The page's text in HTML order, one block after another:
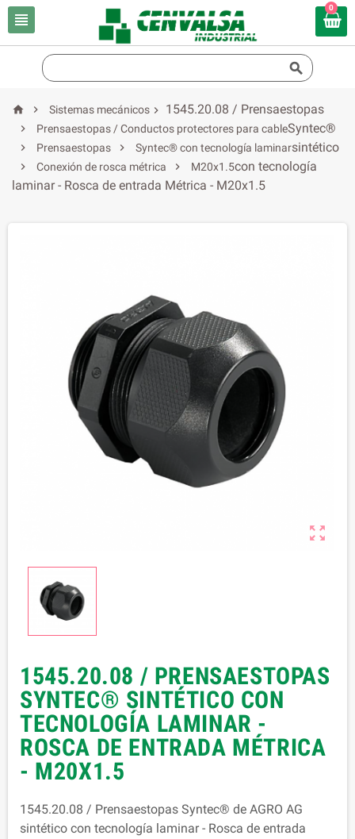

0

 
Sistemas mecánicos

Prensaestopas / Conductos protectores para cable

Prensaestopas 
Syntec® con tecnología laminar

Conexión de rosca métrica  M20x1.5

1545.20.08 / Prensaestopas
Syntec®
sintético
con tecnología
laminar - Rosca de entrada Métrica - M20x1.5

1545.20.08 / PRENSAESTOPAS
SYNTEC® SINTÉTICO CON
TECNOLOGÍA LAMINAR -
ROSCA DE ENTRADA MÉTRICA
- M20X1.5
1545.20.08 / Prensaestopas Syntec® de AGRO AG
sintético con tecnología laminar - Rosca de entrada